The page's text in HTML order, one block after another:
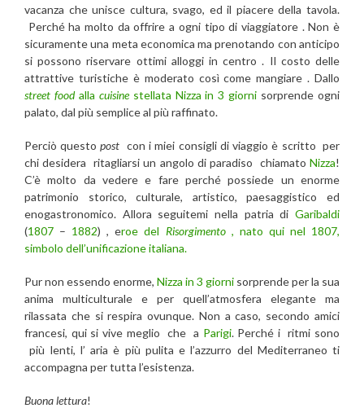
vacanza che unisce cultura, svago, ed il piacere della tavola.
Perché ha molto da offrire a ogni tipo di viaggiatore . Non è
sicuramente una meta economica ma prenotando con anticipo
si possono riservare ottimi alloggi in centro . Il costo delle
attrattive turistiche è moderato così come mangiare . Dallo
street food alla cuisinestellata Nizza in 3 giorni sorprende ogni
palato, dal più semplice al più raffinato.
Perciò questopost con i miei consigli di viaggio è scritto per
chi desidera ritagliarsi un angolo di paradiso chiamato Nizza!
C’è molto da vedere e fare perché possiede un enorme
patrimonio storico, culturale, artistico, paesaggistico ed
enogastronomico. Allora seguitemi nella patria di Garibaldi
(1807 – 1882) , eroe del Risorgimento, nato qui nel 1807,
simbolo dell’unificazione italiana.
Pur non essendo enorme, Nizza in 3 giorni sorprende per la sua
anima multiculturale e per quell’atmosfera elegante ma
rilassata che si respira ovunque. Non a caso, secondo amici
francesi, qui si vive meglio che a Parigi. Perché i ritmi sono
più lenti, l’ aria è più pulita e l’azzurro del Mediterraneo ti
accompagna per tutta l’esistenza.
Buona lettura!